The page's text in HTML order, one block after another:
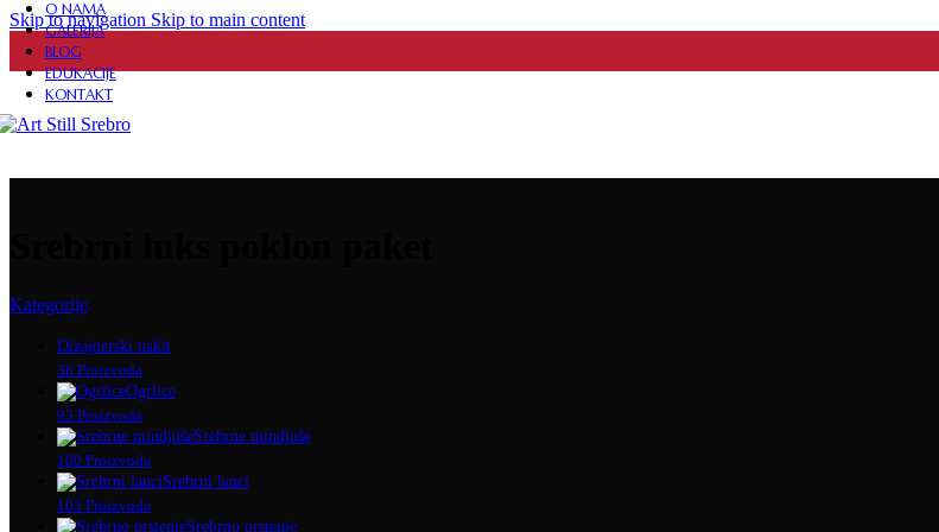
Skip to navigation Skip to main content
O NAMA
GALERIJA
BLOG
EDUKACIJE
KONTAKT
Kategorije
Dizajnerski nakit
36 Proizvoda
Ogrlice
93 Proizvoda
Srebrne mindjuše
100 Proizvoda
Srebrni lanci
103 Proizvoda
Srebrno prstenje